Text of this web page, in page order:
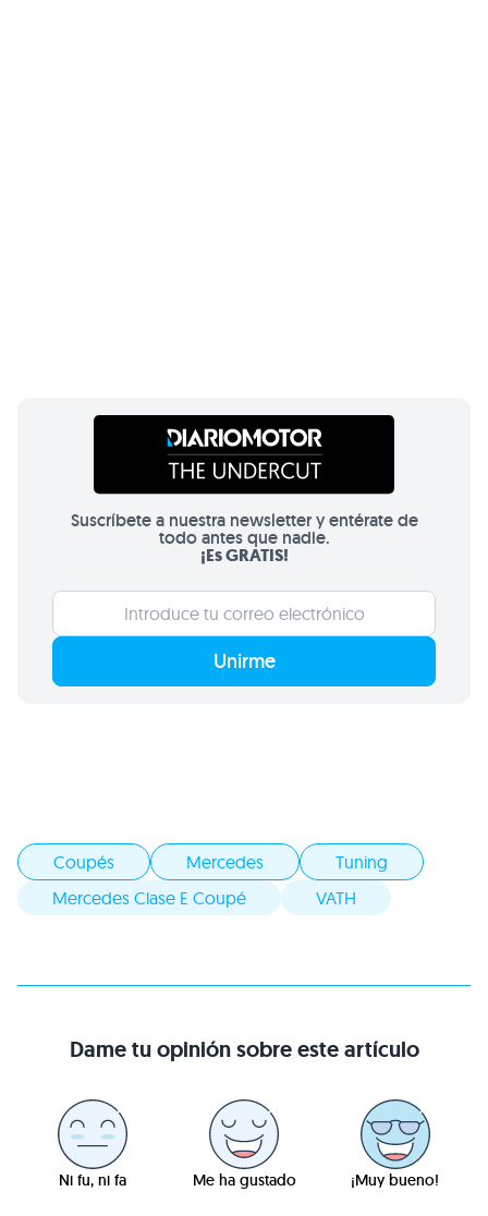
Suscríbete a nuestra newsletter y entérate de
todo antes que nadie.
¡Es GRATIS!
Unirme
Coupés Mercedes
Tuning
Mercedes Clase E Coupé
VATH
Dame tu opinión sobre este artículo
Ni fu, ni fa Me ha gustado ¡Muy bueno!